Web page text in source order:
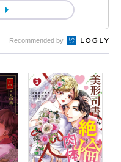
Recommended by